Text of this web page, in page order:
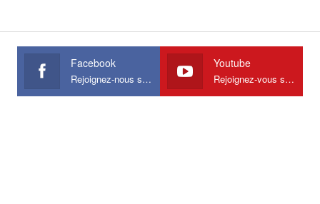
Facebook
Rejoignez-nous sur Facebook
Youtube
Rejoignez-vous sur Youtube